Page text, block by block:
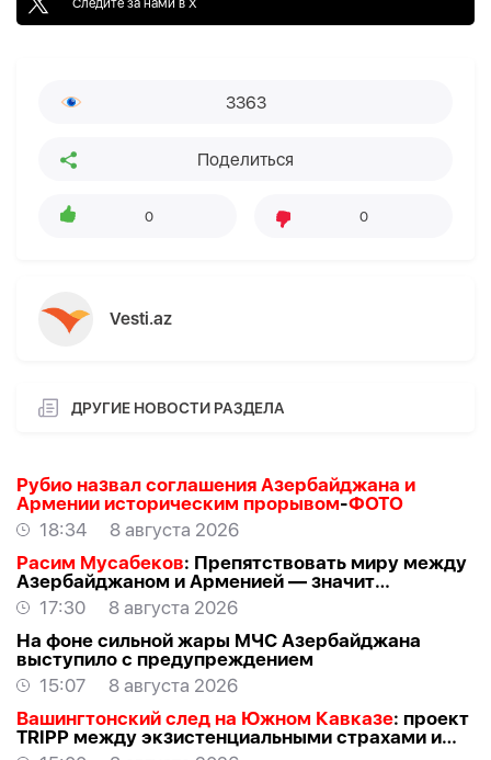
3363
Поделиться
0 0
Vesti.az
ДРУГИЕ НОВОСТИ РАЗДЕЛА
Рубио назвал соглашения Азербайджана и
Армении историческим прорывом-ФОТО
18:34
8 августа 2026
Расим Мусабеков: Препятствовать миру между
Азербайджаном и Арменией — значит
создавать проблемы самим себе -
17:30
8 августа 2026
На фоне сильной жары МЧС Азербайджана
выступило с предупреждением
15:07
8 августа 2026
Вашингтонский след на Южном Кавказе: проект
TRIPР между экзистенциальными страхами и